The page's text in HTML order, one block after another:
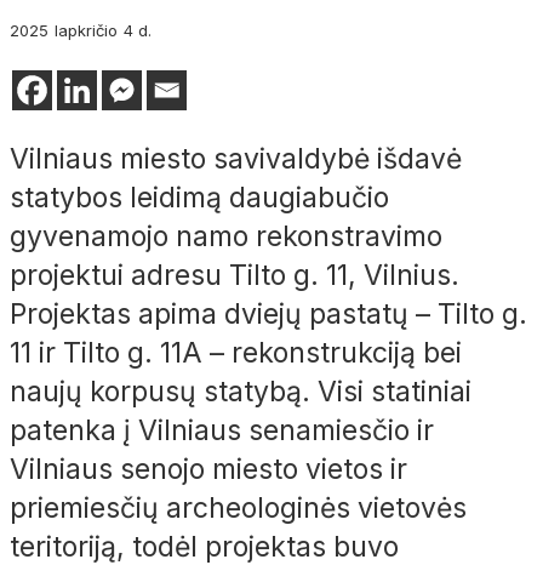
2025 lapkričio 4 d.
Vilniaus miesto savivaldybė išdavė
statybos leidimą daugiabučio
gyvenamojo namo rekonstravimo
projektui adresu Tilto g. 11, Vilnius.
Projektas apima dviejų pastatų – Tilto g.
11 ir Tilto g. 11A – rekonstrukciją bei
naujų korpusų statybą. Visi statiniai
patenka į Vilniaus senamiesčio ir
Vilniaus senojo miesto vietos ir
priemiesčių archeologinės vietovės
teritoriją, todėl projektas buvo